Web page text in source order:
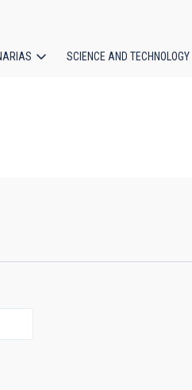
SCIENCE AND TECHNOLOGY